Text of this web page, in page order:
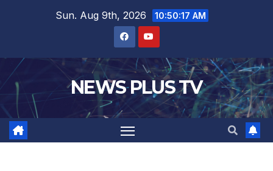
Sun. Aug 9th, 2026 10:50:17 AM
NEWS PLUS TV